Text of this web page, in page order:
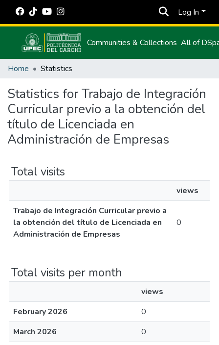
Log In
Communities & Collections All of
Home Statistics
Statistics for Trabajo de Integración
Curricular previo a la obtención del
título de Licenciada en
Administración de Empresas
Total visits
views
Trabajo de Integración Curricular previo a
la obtención del título de Licenciada en
Administración de Empresas
0
Total visits per month
views
February 2026
0
March 2026
0